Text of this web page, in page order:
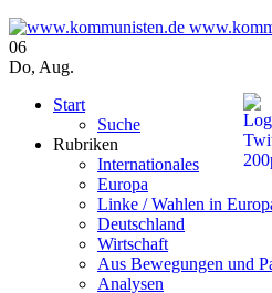
06
Do, Aug.
Start
Suche
Rubriken
Internationales
Europa
Linke / Wahlen in
Deutschland
Wirtschaft
Aus Bewegungen und
Analysen